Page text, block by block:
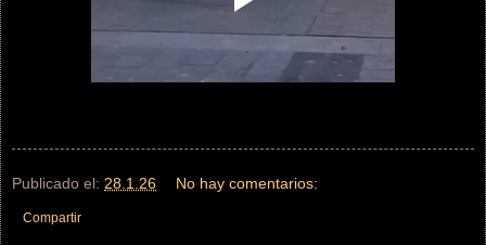
Publicado el: 28.1.26 No hay comentarios:
Compartir